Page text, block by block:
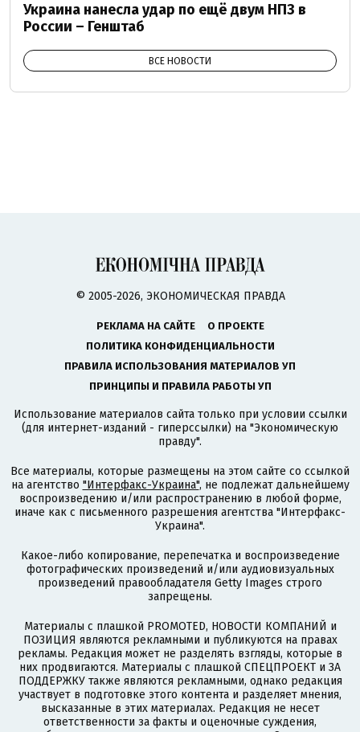
Украина нанесла удар по ещё двум НПЗ в
России – Генштаб
ВСЕ НОВОСТИ
© 2005-2026, ЭКОНОМИЧЕСКАЯ ПРАВДА
РЕКЛАМА НА САЙТЕ
О ПРОЕКТЕ
ПОЛИТИКА КОНФИДЕНЦИАЛЬНОСТИ
ПРАВИЛА ИСПОЛЬЗОВАНИЯ МАТЕРИАЛОВ УП
ПРИНЦИПЫ И ПРАВИЛА РАБОТЫ УП
Использование материалов сайта только при условии ссылки
(для интернет-изданий - гиперссылки) на "Экономическую
правду".
Все материалы, которые размещены на этом сайте со ссылкой
на агентство "Интерфакс-Украина", не подлежат дальнейшему
воспроизведению и/или распространению в любой форме,
иначе как с письменного разрешения агентства "Интерфакс-
Украина".
Какое-либо копирование, перепечатка и воспроизведение
фотографических произведений и/или аудиовизуальных
произведений правообладателя Getty Images строго
запрещены.
Материалы с плашкой PROMOTED, НОВОСТИ КОМПАНИЙ и
ПОЗИЦИЯ являются рекламными и публикуются на правах
рекламы. Редакция может не разделять взгляды, которые в
них продвигаются. Материалы с плашкой СПЕЦПРОЕКТ и ЗА
ПОДДЕРЖКУ также являются рекламными, однако редакция
участвует в подготовке этого контента и разделяет мнения,
высказанные в этих материалах. Редакция не несет
ответственности за факты и оценочные суждения,